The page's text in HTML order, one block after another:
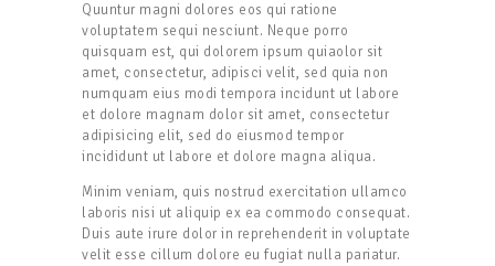
Quuntur magni dolores eos qui ratione
voluptatem sequi nesciunt. Neque porro
quisquam est, qui dolorem ipsum quiaolor sit
amet, consectetur, adipisci velit, sed quia non
numquam eius modi tempora incidunt ut labore
et dolore magnam dolor sit amet, consectetur
adipisicing elit, sed do eiusmod tempor
incididunt ut labore et dolore magna aliqua.
Minim veniam, quis nostrud exercitation ullamco
laboris nisi ut aliquip ex ea commodo consequat.
Duis aute irure dolor in reprehenderit in voluptate
velit esse cillum dolore eu fugiat nulla pariatur.